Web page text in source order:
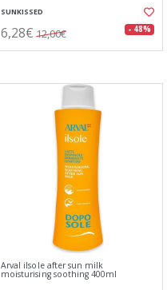
SUNKISSED
6,28€ 12,00€ - 48%
Arval ilsole after sun milk
moisturising soothing 400ml